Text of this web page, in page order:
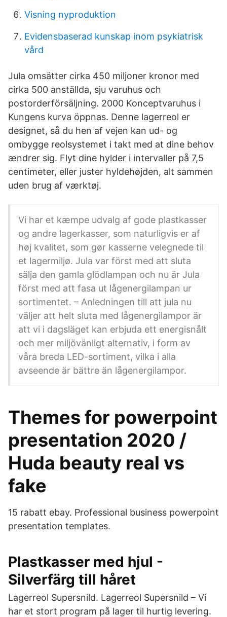
Visning nyproduktion
Evidensbaserad kunskap inom psykiatrisk
vård
Jula omsätter cirka 450 miljoner kronor med
cirka 500 anställda, sju varuhus och
postorderförsäljning. 2000 Konceptvaruhus i
Kungens kurva öppnas. Denne lagerreol er
designet, så du hen af vejen kan ud- og
ombygge reolsystemet i takt med at dine behov
ændrer sig. Flyt dine hylder i intervaller på 7,5
centimeter, eller juster hyldehøjden, alt sammen
uden brug af værktøj.
Vi har et kæmpe udvalg af gode plastkasser
og andre lagerkasser, som naturligvis er af
høj kvalitet, som gør kasserne velegnede til
et lagermiljø. Jula var först med att sluta
sälja den gamla glödlampan och nu är Jula
först med att fasa ut lågenergilampan ur
sortimentet. – Anledningen till att jula nu
väljer att helt sluta med lågenergilampor är
att vi i dagsläget kan erbjuda ett energisnålt
och mer miljövänligt alternativ, i form av
våra breda LED-sortiment, vilka i alla
avseende är bättre än lågenergilampor.
Themes for powerpoint
presentation 2020 /
Huda beauty real vs
fake
15 rabatt ebay. Professional business powerpoint
presentation templates.
Plastkasser med hjul -
Silverfärg till håret
Lagerreol Supersnild. Lagerreol Supersnild – Vi
har et stort program på lager til hurtig levering.